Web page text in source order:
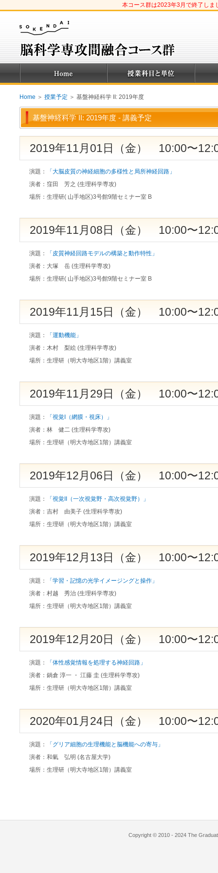
本コース群は2023年3月で終了しま
Home ＞ 授業予定 ＞ 基盤神経科学 II: 2019年度
基盤神経科学 II: 2019年度 - 講義予定
2019年11月01日（金） 10:00〜
演題：
「大脳皮質の神経細胞の多様性と局所神経回路」
演者： 窪田 芳之 (生理科学専攻)
場所： 生理研( 山手地区)3号館9階セミナー室 B
2019年11月08日（金） 10:00〜
演題：
「皮質神経回路モデルの構築と動作特性」
演者： 大塚 岳 (生理科学専攻)
場所： 生理研( 山手地区)3号館9階セミナー室 B
2019年11月15日（金） 10:00〜
演題：
「運動機能」
演者： 木村 梨絵 (生理科学専攻)
場所： 生理研（明大寺地区1階）講義室
2019年11月29日（金） 10:00〜
演題：
「視覚I（網膜・視床）」
演者： 林 健二 (生理科学専攻)
場所： 生理研（明大寺地区1階）講義室
2019年12月06日（金） 10:00〜
演題：
「視覚II（一次視覚野・高次視覚野）」
演者： 吉村 由美子 (生理科学専攻)
場所： 生理研（明大寺地区1階）講義室
2019年12月13日（金） 10:00〜
演題：
「学習・記憶の光学イメージングと操作」
演者： 村越 秀治 (生理科学専攻)
場所： 生理研（明大寺地区1階）講義室
2019年12月20日（金） 10:00〜
演題：
「体性感覚情報を処理する神経回路」
演者： 鍋倉 淳一 ・ 江藤 圭 (生理科学専攻)
場所： 生理研（明大寺地区1階）講義室
2020年01月24日（金） 10:00〜
演題：
「グリア細胞の生理機能と脳機能への寄与」
演者： 和氣 弘明 (名古屋大学)
場所： 生理研（明大寺地区1階）講義室
Copyright © 2010 - 2024 The